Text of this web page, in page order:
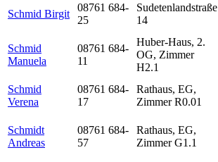
Schmid Birgit
08761 684-
25
Sudetenlandstraße
14
Schmid
Manuela
08761 684-
11
Huber-Haus, 2.
OG, Zimmer
H2.1
Schmid
Verena
08761 684-
17
Rathaus, EG,
Zimmer R0.01
Schmidt
Andreas
08761 684-
57
Rathaus, EG,
Zimmer G1.1